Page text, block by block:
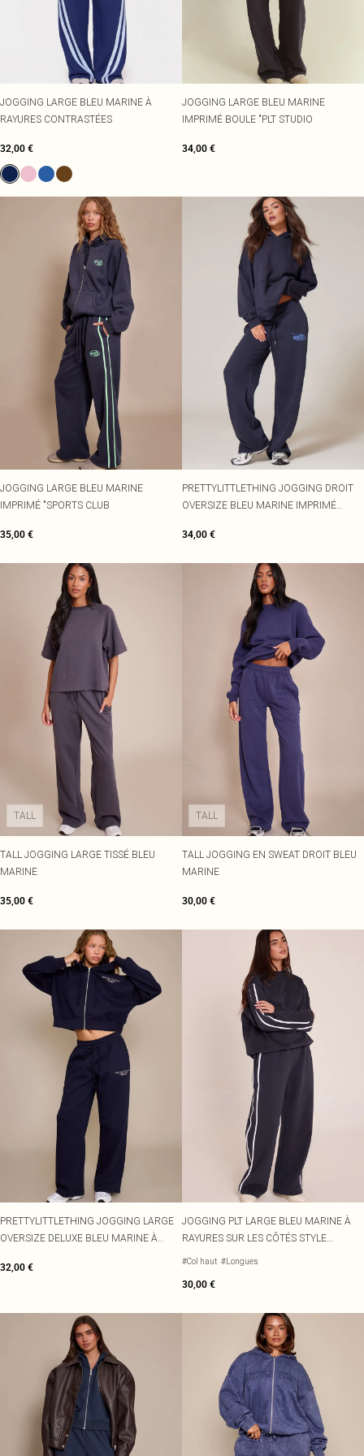
JOGGING LARGE BLEU MARINE À
RAYURES CONTRASTÉES
32,00 €
JOGGING LARGE BLEU MARINE
IMPRIMÉ BOULE "PLT STUDIO
34,00 €
JOGGING LARGE BLEU MARINE
IMPRIMÉ "SPORTS CLUB
35,00 €
PRETTYLITTLETHING JOGGING DROIT
OVERSIZE BLEU MARINE IMPRIMÉ
34,00 €
TALL
TALL JOGGING LARGE TISSÉ BLEU
MARINE
35,00 €
TALL
TALL JOGGING EN SWEAT DROIT BLEU
MARINE
30,00 €
PRETTYLITTLETHING JOGGING LARGE
OVERSIZE DELUXE BLEU MARINE À
32,00 €
JOGGING PLT LARGE BLEU MARINE À
RAYURES SUR LES CÔTÉS STYLE
ÉTIQUETTES CONTRASTÉES
#Col haut #Longues
30,00 €